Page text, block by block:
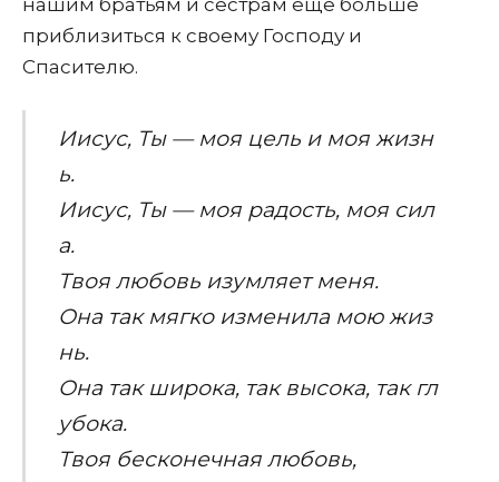
нашим братьям и сестрам еще больше
приблизиться к своему Господу и
Спасителю.
Иисус, Ты— моя цель и моя жизн
ь.
Иисус, Ты— моя радость, моя сил
а.
Твоя любовь изумляет меня.
Она так мягко изменила мою жиз
нь.
Она так широка, так высока, так гл
убока.
Твоя бесконечная любовь,